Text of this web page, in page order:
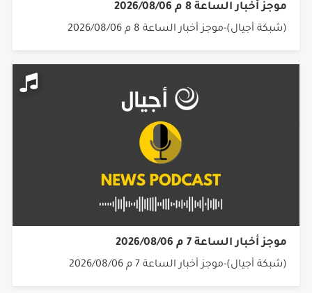
موجز أخبار الساعة 8 م 2026/08/06
(شبكة أجيال)-موجز أخبار الساعة 8 م 2026/08/06
موجز أخبار الساعة 7 م 2026/08/06
(شبكة أجيال)-موجز أخبار الساعة 7 م 2026/08/06